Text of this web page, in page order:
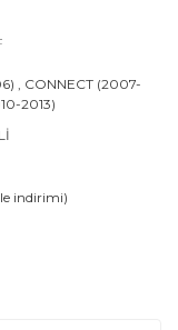
, CONNECT (2007-
2013)
indirimi)